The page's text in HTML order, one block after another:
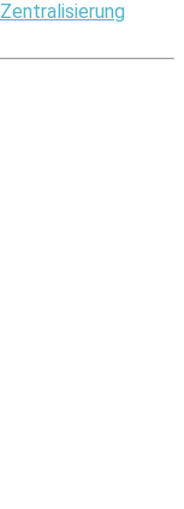
Zentralisierung